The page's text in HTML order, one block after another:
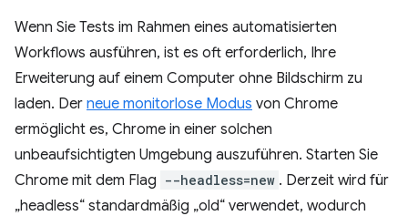
Wenn Sie Tests im Rahmen eines automatisierten
Workflows ausführen, ist es oft erforderlich, Ihre
Erweiterung auf einem Computer ohne Bildschirm zu
laden. Der neue monitorlose Modus von Chrome
ermöglicht es, Chrome in einer solchen
unbeaufsichtigten Umgebung auszuführen. Starten Sie
Chrome mit dem Flag --headless=new . Derzeit wird für
„headless“ standardmäßig „old“ verwendet, wodurch